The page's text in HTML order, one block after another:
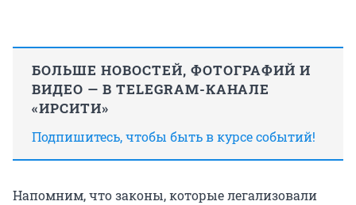
БОЛЬШЕ НОВОСТЕЙ, ФОТОГРАФИЙ И
ВИДЕО — В TELEGRAM-КАНАЛЕ
«ИРСИТИ»
Подпишитесь, чтобы быть в курсе событий!
Напомним, что законы, которые легализовали